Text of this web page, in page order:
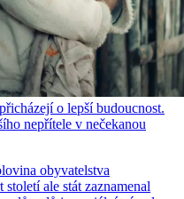
o lepší budoucnost.
nepřítele v nečekanou
obyvatelstva
ale stát zaznamenal